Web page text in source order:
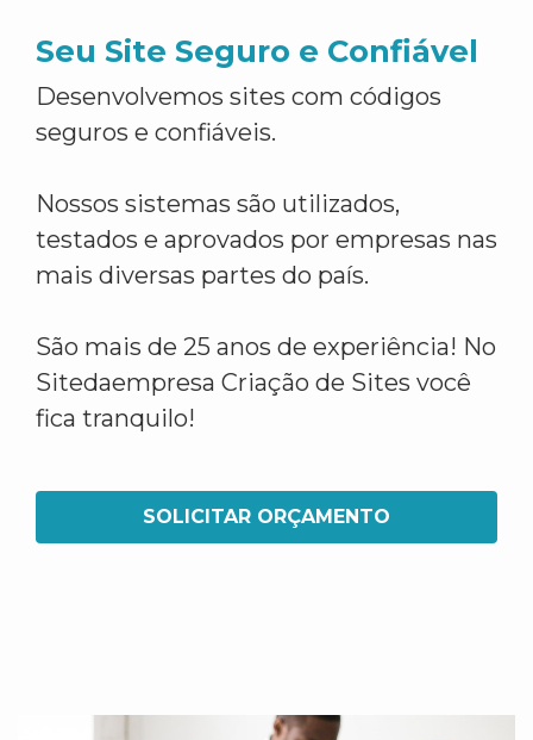
Seu Site Seguro e Confiável
Desenvolvemos sites com códigos
seguros e confiáveis.
Nossos sistemas são utilizados,
testados e aprovados por empresas nas
mais diversas partes do país.
São mais de 25 anos de experiência! No
Sitedaempresa Criação de Sites você
fica tranquilo!
SOLICITAR ORÇAMENTO